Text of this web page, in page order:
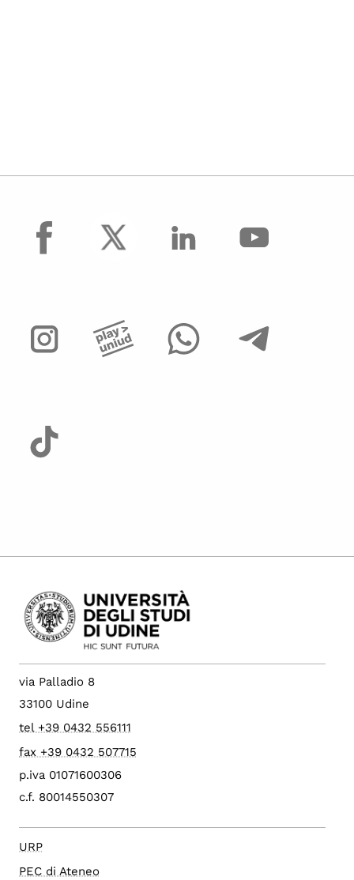
facebook
via Palladio 8
33100 Udine
tel +39 0432 556111
fax +39 0432 507715
p.iva 01071600306
c.f. 80014550307
URP
PEC di Ateneo